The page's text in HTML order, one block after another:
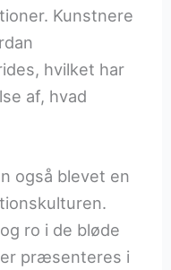
Kunstnere
hvilket har
af, hvad
også blevet en
ro i de bløde
præsenteres i